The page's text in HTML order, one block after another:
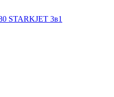
STARKJET 3в1